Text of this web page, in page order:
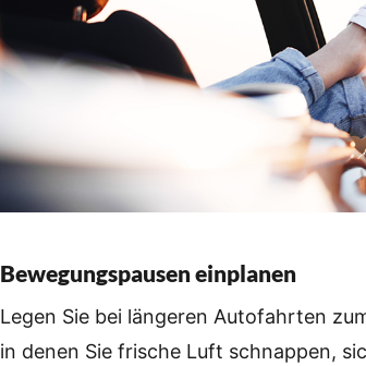
Bewegungspausen einplanen
Legen Sie bei längeren Autofahrten
in denen Sie frische Luft schnappen,